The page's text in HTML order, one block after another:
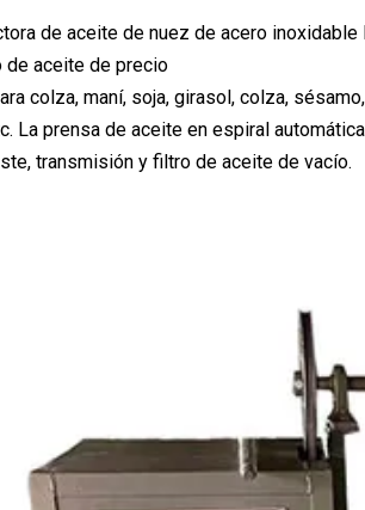
de aceite de nuez de acero
de aceite de precio
colza, maní, soja, girasol, colza,
La prensa de aceite en espiral
transmisión y filtro de aceite de vacío.